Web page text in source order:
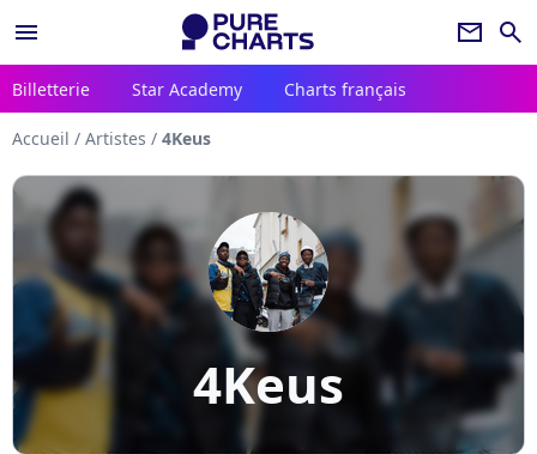
menu newsletter search
Billetterie Star Academy Charts français
Accueil / Artistes / 4Keus
4Keus